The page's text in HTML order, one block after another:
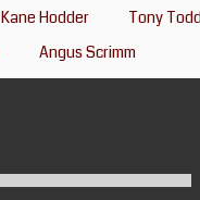
Kane Hodder
Tony
Angus Scrimm